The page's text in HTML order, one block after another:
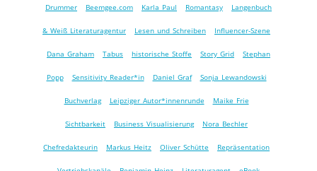
Drummer Beemgee.com Karla Paul Romantasy Langenbuch
& Weiß Literaturagentur Lesen und Schreiben Influencer-Szene
Dana Graham Tabus historische Stoffe Story Grid Stephan
Popp Sensitivity Reader*in Daniel Graf Sonja Lewandowski
Buchverlag Leipziger Autor*innen­runde Maike Frie
Sichtbarkeit Business Visualisierung Nora Bechler
Chefredakteurin Markus Heitz Oliver Schütte Repräsentation